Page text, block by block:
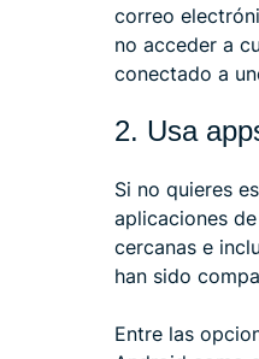
correo
no acceder a
conectado a
2. Usa
Si no quieres
aplicaciones
cercanas e
han sido
Entre las